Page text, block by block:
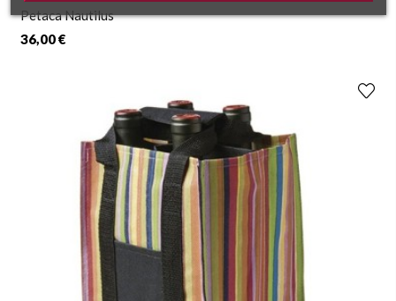
Petaca Nautilus
36,00 €